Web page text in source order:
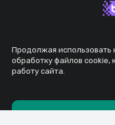
Продолжая использовать
обработку файлов cookie,
работу сайта.